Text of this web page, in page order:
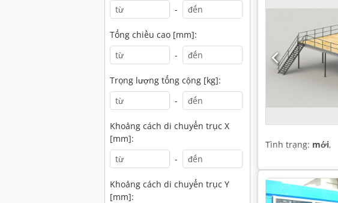
-
Tổng chiều cao [mm]:
-
Trọng lượng tổng cộng [kg]:
-
Khoảng cách di chuyển trục X
[mm]:
-
Khoảng cách di chuyển trục Y
[mm]:
Tình trạng: mới,